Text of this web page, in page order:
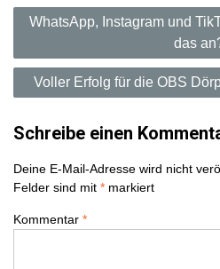
B
e
i
t
r
g
WhatsApp, Instagram und
das
Voller Erfolg für die OBS
Schreibe einen
Deine E-Mail-Adresse wird nicht
Felder sind mit * markiert
Kommentar *